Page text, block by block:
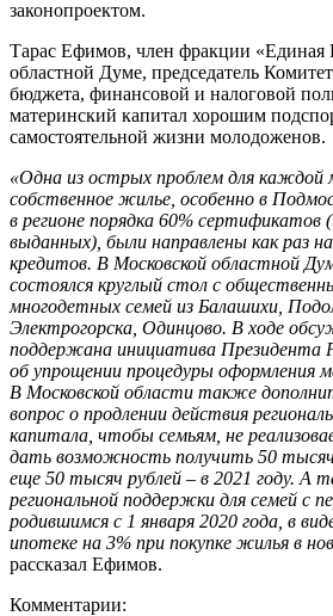
законопроектом.
Тарас Ефимов, член фракции «Единая
областной Думе, председатель
бюджета, финансовой и налоговой
материнский капитал хорошим
самостоятельной жизни молодоженов.
«Одна из острых проблем для каждой
собственное жилье, особенно в
в регионе порядка 60% сертификатов
выданных), были направлены как раз
кредитов. В Московской областной
состоялся круглый стол с
многодетных семей из Балашихи,
Электрогорска, Одинцово. В ходе
поддержана инициатива
об упрощении процедуры оформления
В Московской области также
вопрос о продлении действия
капитала, чтобы семьям, не
дать возможность получить 50 тысяч
еще 50 тысяч рублей – в 2021 году. А
региональной поддержки для семей с
родившимся с 1 января 2020 года, в
ипотеке на 3% при покупке жилья в
рассказал Ефимов.
Комментарии: